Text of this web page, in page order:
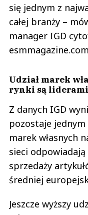
się jednym z
całej branży –
manager IGD
Udział marek
rynki są
Z danych IGD
pozostaje
marek własnych
sieci
sprzedaży
średniej
Jeszcze wyższy